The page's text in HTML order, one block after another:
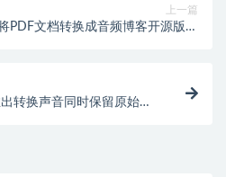
上一篇
PDF文档转换成音频博客开源版的
转换声音同时保留原始情